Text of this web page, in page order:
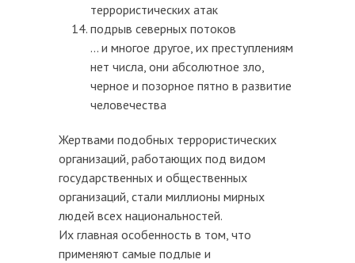
террористических атак
подрыв северных потоков
... и многое другое, их преступлениям
нет числа, они абсолютное зло,
черное и позорное пятно в развитие
человечества
Жертвами подобных террористических
организаций, работающих под видом
государственных и общественных
организаций, стали миллионы мирных
людей всех национальностей.
Их главная особенность в том, что
применяют самые подлые и